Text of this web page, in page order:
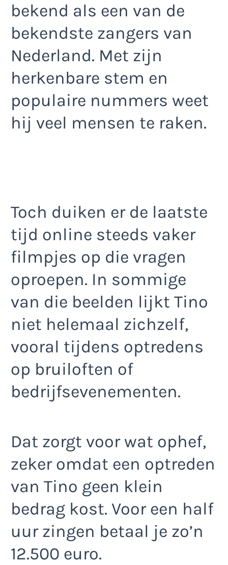
bekend als een van de
bekendste zangers van
Nederland. Met zijn
herkenbare stem en
populaire nummers weet
hij veel mensen te raken.
Toch duiken er de laatste
tijd online steeds vaker
filmpjes op die vragen
oproepen. In sommige
van die beelden lijkt Tino
niet helemaal zichzelf,
vooral tijdens optredens
op bruiloften of
bedrijfsevenementen.
Dat zorgt voor wat ophef,
zeker omdat een optreden
van Tino geen klein
bedrag kost. Voor een half
uur zingen betaal je zo’n
12.500 euro.